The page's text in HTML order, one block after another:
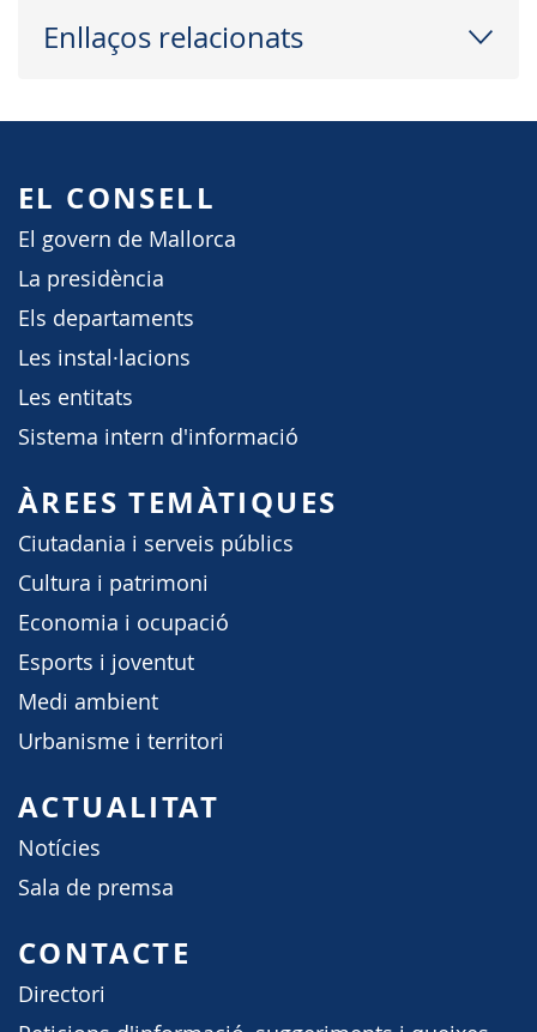
Enllaços relacionats
EL CONSELL
El govern de Mallorca
La presidència
Els departaments
Les instal·lacions
Les entitats
Sistema intern d'informació
ÀREES TEMÀTIQUES
Ciutadania i serveis públics
Cultura i patrimoni
Economia i ocupació
Esports i joventut
Medi ambient
Urbanisme i territori
ACTUALITAT
Notícies
Sala de premsa
CONTACTE
Directori